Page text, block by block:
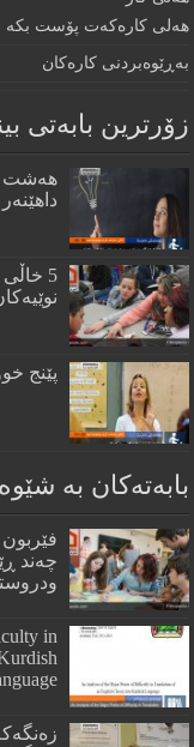
هەلی کارەکەت پۆست بکە
به‌ڕێوه‌بردنى كاره‌كان
زۆرترين بابه‌تى
هەشت
داهێنەر
5
پێنج
بابەتەکان بە
چەند
in